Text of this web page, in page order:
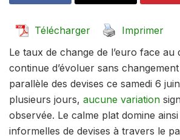
Télécharger
Imprimer
Le taux de change de l’euro face au
continue d’évoluer sans
parallèle des devises ce samedi 6
plusieurs jours, aucune variation
observée. Le calme plat domine
informelles de devises à travers le